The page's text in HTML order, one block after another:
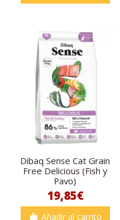
Dibaq Sense Cat Grain
Free Delicious (Fish y
Pavo)
19,85€
Añadir al carrito